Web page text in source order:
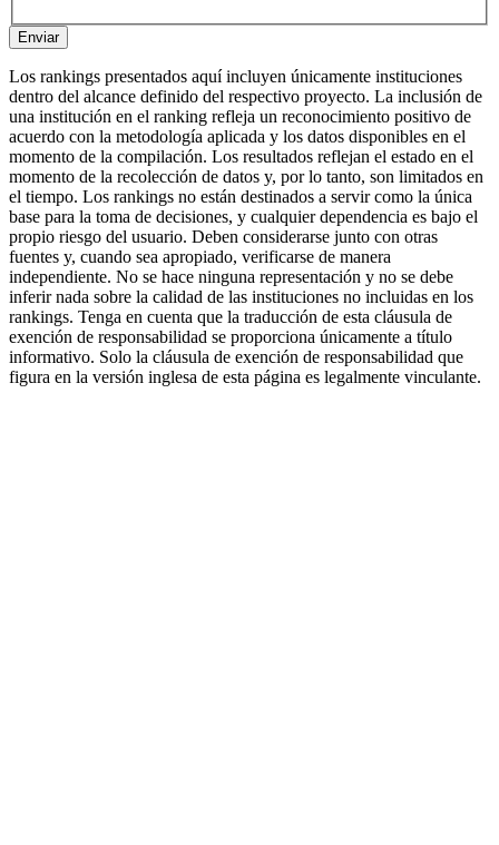
Enviar
Los rankings presentados aquí incluyen únicamente instituciones
dentro del alcance definido del respectivo proyecto. La inclusión de
una institución en el ranking refleja un reconocimiento positivo de
acuerdo con la metodología aplicada y los datos disponibles en el
momento de la compilación. Los resultados reflejan el estado en el
momento de la recolección de datos y, por lo tanto, son limitados en
el tiempo. Los rankings no están destinados a servir como la única
base para la toma de decisiones, y cualquier dependencia es bajo el
propio riesgo del usuario. Deben considerarse junto con otras
fuentes y, cuando sea apropiado, verificarse de manera
independiente. No se hace ninguna representación y no se debe
inferir nada sobre la calidad de las instituciones no incluidas en los
rankings. Tenga en cuenta que la traducción de esta cláusula de
exención de responsabilidad se proporciona únicamente a título
informativo. Solo la cláusula de exención de responsabilidad que
figura en la versión inglesa de esta página es legalmente vinculante.